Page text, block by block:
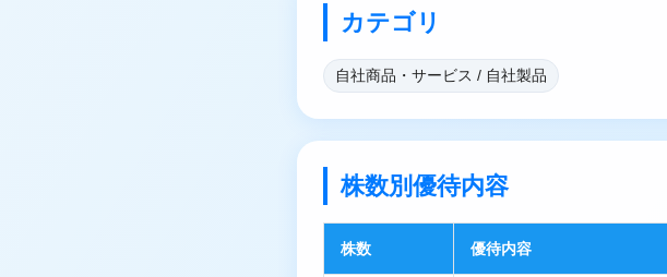
カテゴリ
自社商品・サービス / 自社製品
株数別優待内容
株数 優待内容